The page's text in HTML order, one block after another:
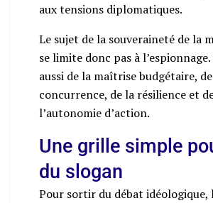
aux tensions diplomatiques.
Le sujet de la souveraineté de la
se limite donc pas à
aussi de la maîtrise budgétaire,
concurrence, de la résilience et
l’autonomie d’action.
Une grille simple
du slogan
Pour sortir du débat idéologique,